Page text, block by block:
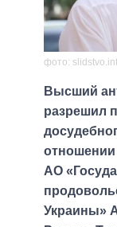
фото:
Высший
разрешил
АО
Украины»